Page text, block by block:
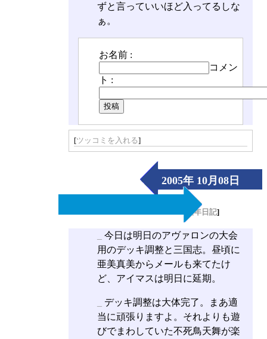
ずと言っていいほど入ってるしな
ぁ。
お名前 :
コメン
ト :
[ツッコミを入れる]
2005年 10月08日
（Sat）
長年日記]
今日は明日のアヴァロンの大会
用のデッキ調整と三国志。昼頃に
亜美真美からメールも来てたけ
ど、アイマスは明日に延期。
デッキ調整は大体完了。まあ適
当に頑張りますよ。それよりも遊
びでまわしていた不死鳥天舞が楽